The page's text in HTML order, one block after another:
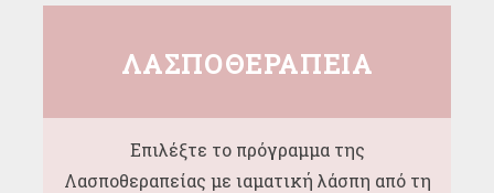
ΛΑΣΠΟΘΕΡΑΠΕΙΑ
Επιλέξτε το πρόγραμμα της
Λασποθεραπείας με ιαματική λάσπη από τη